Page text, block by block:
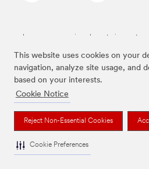
This website uses cookies on your
navigation, analyze site usage, and
based on your interests.
Cookie Notice
Reject Non-Essential Cookies
Cookie Preferences
Las marcas mencionadas anteriormente